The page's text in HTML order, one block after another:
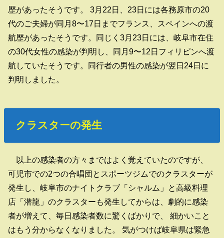
歴があったそうです。 3月22日、23日には各務原市の20
代のご夫婦が同月8〜17日までフランス、スペインへの渡
航歴があったそうです。同じく3月23日には、岐阜市在住
の30代女性の感染が判明し、同月9〜12日フィリピンへ渡
航していたそうです。同行者の男性の感染が翌日24日に
判明しました。
クラスターの発生
以上の感染者の方々まではよく覚えていたのですが、
可児市での2つの合唱団とスポーツジムでのクラスターが
発生し、岐阜市のナイトクラブ「シャルム」と高級料理
店「潜龍」のクラスターも発生してからは、劇的に感染
者が増えて、毎日感染者数に驚くばかりで、 細かいこと
はもう分からなくなりました。 気がつけば岐阜県は緊急